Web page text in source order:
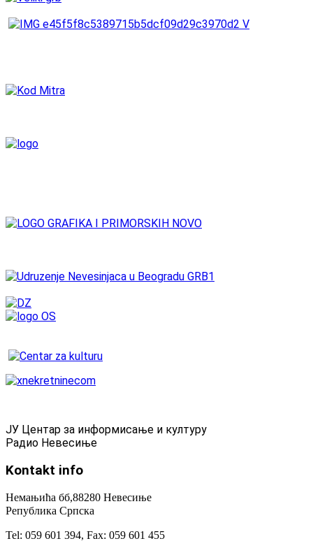
ЈУ Центар за информисање и културу
Радио Невесиње
Kontakt info
Немањића бб,88280 Невесиње
Република Српска
Tel: 059 601 394, Fax: 059 601 455